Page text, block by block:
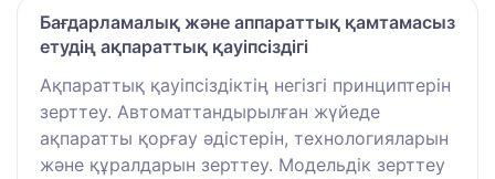
Бағдарламалық және аппараттық қамтамасыз
етудің ақпараттық қауіпсіздігі
Ақпараттық қауіпсіздіктің негізгі принциптерін
зерттеу. Автоматтандырылған жүйеде
ақпаратты қорғау әдістерін, технологияларын
және құралдарын зерттеу. Модельдік зерттеу